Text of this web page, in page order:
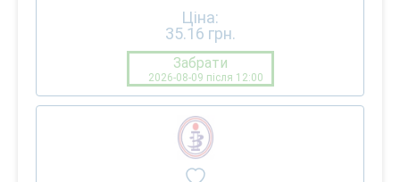
Ціна:
35.16 грн.
Забрати
2026-08-09 після 12:00